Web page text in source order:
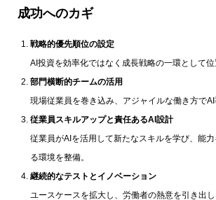
成功へのカギ
戦略的優先順位の設定
AI投資を効率化ではなく成長戦略の一環として位
部門横断的チームの活用
現場従業員を巻き込み、アジャイルな働き方でAI
従業員スキルアップと責任あるAI設計
従業員がAIを活用して新たなスキルを学び、能
る環境を整備。
継続的なテストとイノベーション
ユースケースを拡大し、労働者の熱意を引き出